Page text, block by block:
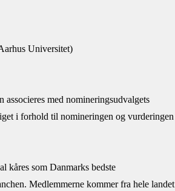
Universitet)
med nomineringsudvalgets
i forhold til nomineringen og vurderingen
kåres som Danmarks bedste
Medlemmerne kommer fra hele landet